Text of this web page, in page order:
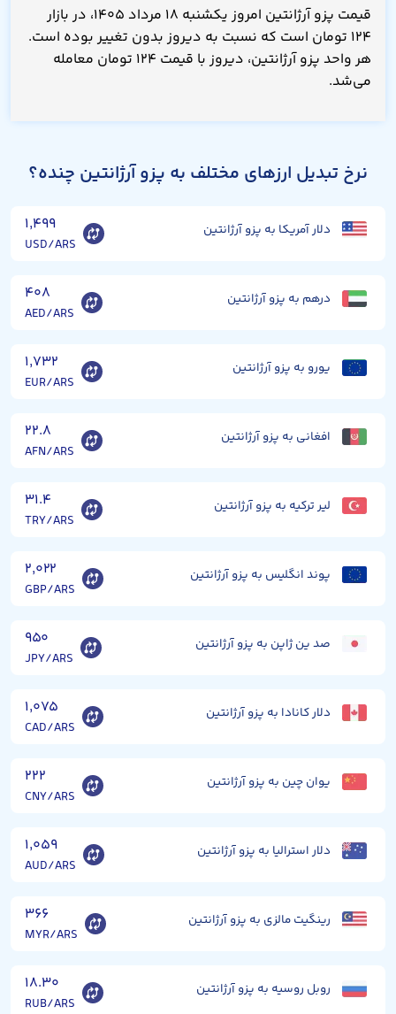
قیمت پزو آرژانتین امروز یکشنبه ۱۸ مرداد ۱۴۰۵، در بازار
۱۲۴ تومان است که نسبت به دیروز بدون تغییر بوده است.
هر واحد پزو آرژانتین، دیروز با قیمت ۱۲۴ تومان معامله
می‌شد.
نرخ تبدیل ارزهای مختلف به پزو آرژانتین چنده؟
دلار آمریکا به پزو آرژانتین ۱,۴۹۹
USD/ARS
درهم به پزو آرژانتین ۴۰۸
AED/ARS
یورو به پزو آرژانتین ۱,۷۳۲
EUR/ARS
افغانی به پزو آرژانتین ۲۲.۸
AFN/ARS
لیر ترکیه به پزو آرژانتین ۳۱.۴
TRY/ARS
پوند انگلیس به پزو آرژانتین ۲,۰۲۲
GBP/ARS
صد ین ژاپن به پزو آرژانتین ۹۵۰
JPY/ARS
دلار کانادا به پزو آرژانتین ۱,۰۷۵
CAD/ARS
یوان چین به پزو آرژانتین ۲۲۲
CNY/ARS
دلار استرالیا به پزو آرژانتین ۱,۰۵۹
AUD/ARS
رینگیت مالزی به پزو آرژانتین ۳۶۶
MYR/ARS
روبل روسیه به پزو آرژانتین ۱۸.۳۰
RUB/ARS